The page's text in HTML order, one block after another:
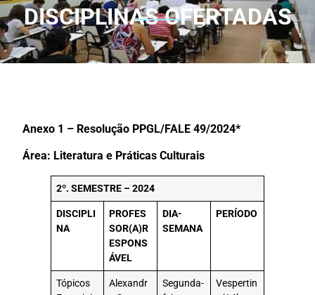
DISCIPLINAS OFERTADAS
Anexo 1 – Resolução PPGL/FALE 49/2024*
Área: Literatura e Práticas Culturais
2º. SEMESTRE – 2024
DISCIPLI
NA
PROFES
SOR(A)R
ESPONS
ÁVEL
DIA-
SEMANA
PERÍODO
Tópicos
Alexandr
Segunda-
Vespertin